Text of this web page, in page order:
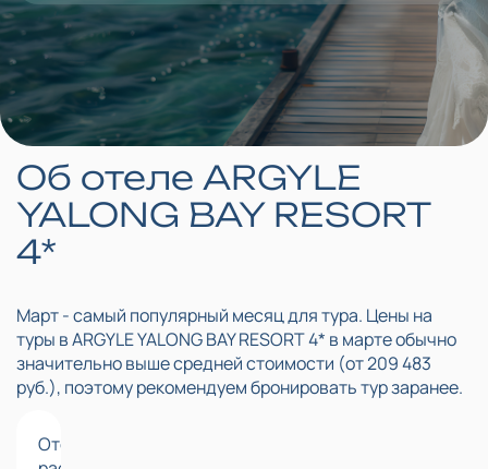
Об отеле ARGYLE
YALONG BAY RESORT
4*
Тур с авиабилетами
Дата вылета
03 марта 2027
Город вылета
Москва
Питание
BB - Только завтрак
Состав
2 взрослых
Перелет
Чартерный рейс
209 483 ₽
Март - самый популярный месяц для тура. Цены на
туры в ARGYLE YALONG BAY RESORT 4* в марте обычно
значительно выше средней стоимости (от 209 483
руб.), поэтому рекомендуем бронировать тур заранее.
Отель